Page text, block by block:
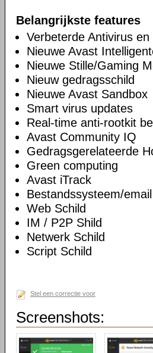
Belangrijkste features
Verbeterde Antivirus
Nieuwe Avast
Nieuwe Stille/Gaming
Nieuw gedragsschild
Nieuwe Avast Sandbox
Smart virus updates
Real-time anti-rootkit
Avast Community IQ
Gedragsgerelateerde
Green computing
Avast iTrack
Bestandssysteem/
Web Schild
IM / P2P Shild
Netwerk Schild
Script Schild
Stel een correctie voor
Screenshots: